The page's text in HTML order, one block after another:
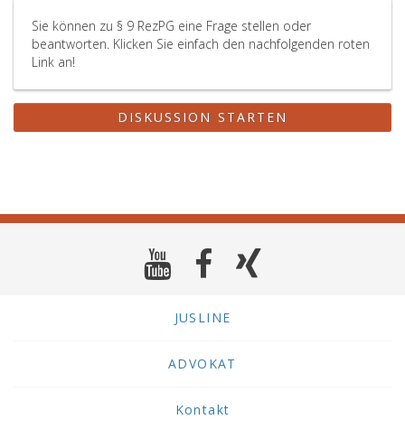
Sie können zu § 9 RezPG eine Frage stellen oder
beantworten. Klicken Sie einfach den nachfolgenden roten
Link an!
DISKUSSION STARTEN
JUSLINE
ADVOKAT
Kontakt